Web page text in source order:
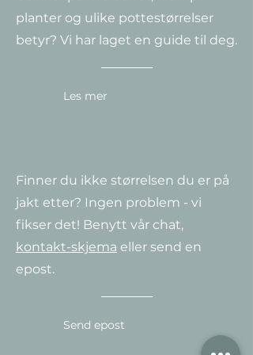
planter og ulike pottestørrelser
betyr? Vi har laget en guide til deg.
Les mer
Finner du ikke størrelsen du er på
jakt etter? Ingen problem - vi
fikser det! Benytt vår chat,
kontakt-skjema eller send en
epost.
Send epost